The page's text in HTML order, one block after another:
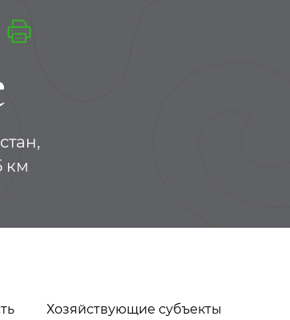
км
Хозяйствующие субъекты